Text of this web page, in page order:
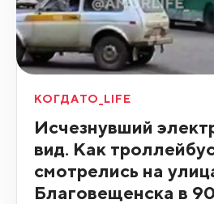
КОГДАТО_LIFE
Исчезнувший
вид. Как
смотрелись на
Благовещенска в